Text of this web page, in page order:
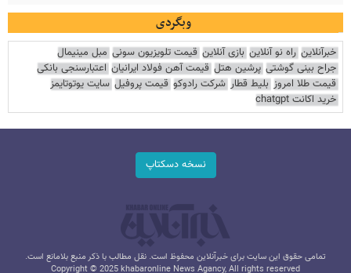
وبگردی
خبرآنلاین راه نو آنلاین بازی آنلاین قیمت تلویزیون سونی مبل مینیمال
جراح بینی گوشتی پرشین هتل قیمت آهن فولاد ایرانیان اعتبارسنجی بانکی
قیمت طلا امروز بلیط قطار شرکت رادوکو قیمت پروفیل سایت یوتوتایمز
خرید اکانت chatgpt
نسخه دسکتاپ
تمامی حقوق این سایت برای خبرآنلاین محفوظ است. نقل مطالب با ذکر منبع بلامانع است.
Copyright © 2025 khabaronline News Agancy, All rights reserved